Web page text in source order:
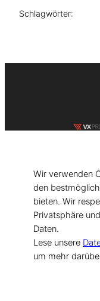
Schlagwörter:
for
Wir verwenden
den
bieten. Wir
Privatsphäre
Daten.
Lese unsere
um mehr